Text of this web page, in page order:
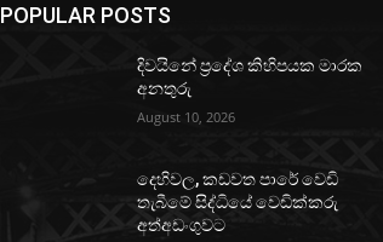
POPULAR POSTS
දිවයිනේ ප්‍රදේශ කිහිපයක මාරක
අනතුරු
August 10, 2026
දෙහිවල, කඩවත පාරේ වෙඩි
තැබීමේ සිද්ධියේ වෙඩික්කරු
අත්අඩංගුවට